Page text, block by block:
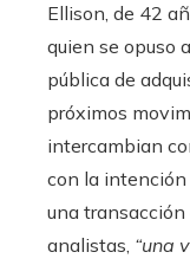
Ellison, de 42
quien se opuso
pública de
próximos
intercambian
con la intención
una transacción
analistas, “una